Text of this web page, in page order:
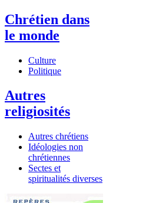
Chrétien dans
le monde
Culture
Politique
Autres
religiosités
Autres chrétiens
Idéologies non
chrétiennes
Sectes et
spiritualités diverses